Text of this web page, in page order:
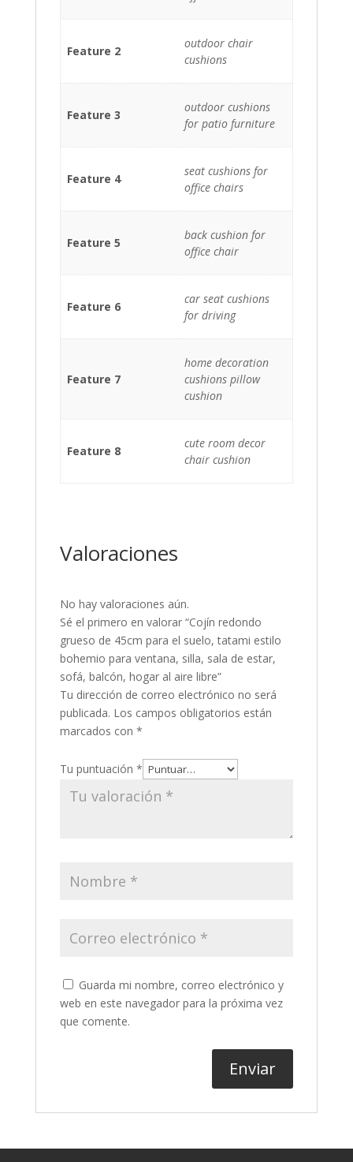
Feature 2
outdoor chair
cushions
Feature 3
outdoor cushions
for patio furniture
Feature 4
seat cushions for
office chairs
Feature 5
back cushion for
office chair
Feature 6
car seat cushions
for driving
Feature 7
home decoration
cushions pillow
cushion
Feature 8
cute room decor
chair cushion
Valoraciones
No hay valoraciones aún.
Sé el primero en valorar “Cojín redondo
grueso de 45cm para el suelo, tatami estilo
bohemio para ventana, silla, sala de estar,
sofá, balcón, hogar al aire libre”
Tu dirección de correo electrónico no será
publicada. Los campos obligatorios están
marcados con *
Tu puntuación *
Guarda mi nombre, correo electrónico y
web en este navegador para la próxima vez
que comente.